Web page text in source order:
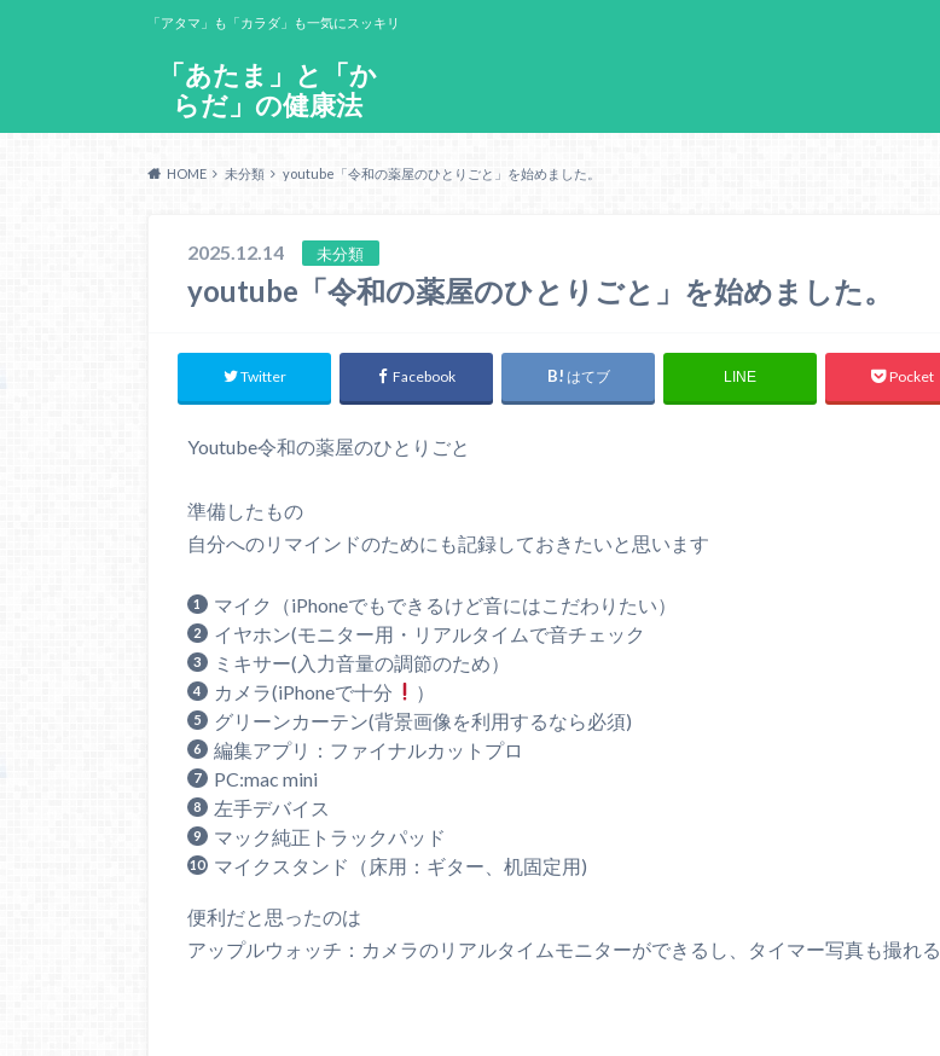
「あたま」と「か
らだ」の健康法
「アタマ」も「カラダ」も一気にスッキリ
HOME
未分類 youtube「令和の薬屋のひとりごと」を始めました。
2025.12.14 未分類
youtube「令和の薬屋のひとりごと」を始めました。
Twitter Facebook はてブ LINE Pocket
Youtube令和の薬屋のひとりごと
準備したもの
自分へのリマインドのためにも記録しておきたいと思います
マイク（iPhoneでもできるけど音にはこだわりたい）
イヤホン(モニター用・リアルタイムで音チェック
ミキサー(入力音量の調節のため）
カメラ(iPhoneで十分
）
グリーンカーテン(背景画像を利用するなら必須)
編集アプリ：ファイナルカットプロ
PC:mac mini
左手デバイス
マック純正トラックパッド
マイクスタンド（床用：ギター、机固定用)
便利だと思ったのは
アップルウォッチ：カメラのリアルタイムモニターができるし、タイマー写真も撮れる